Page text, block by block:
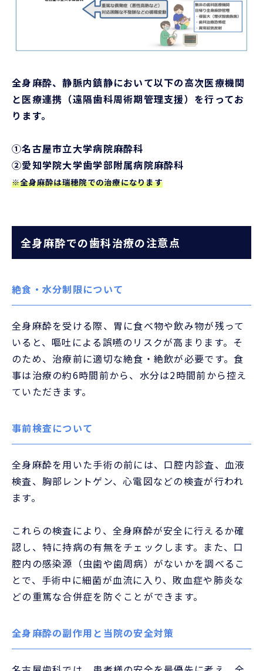
全身麻酔、静脈内鎮静において以下の高次医療機関
と医療連携（遠隔歯科周術期管理支援）を行ってお
ります。
①名古屋市立大学病院麻酔科
②愛知学院大学歯学部附属病院麻酔科
※全身麻酔は瑞穂院での治療になります
全身麻酔での歯科治療の注意点
絶食・水分制限について
全身麻酔を受ける際、胃に食べ物や飲み物が残って
いると、嘔吐による誤嚥のリスクが高まります。そ
のため、治療前に適切な絶食・絶飲が必要です。食
事は治療の約6時間前から、水分は2時間前から控え
ていただきます。
事前検査について
全身麻酔を用いた手術の前には、口腔内診査、血液
検査、胸部レントゲン、心電図などの検査が行われ
ます。
これらの検査により、全身麻酔が安全に行えるか確
認し、特に持病の有無をチェックします。また、口
腔内の感染源（虫歯や歯周病）がないかを調べるこ
とで、手術中に細菌が血流に入り、敗血症や肺炎な
どの重篤な合併症を防ぐことができます。
全身麻酔の副作用と当院の安全対策